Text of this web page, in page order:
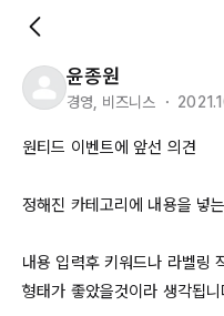
윤종원
경영, 비즈니스 ・
원티드 이벤트에 앞선 의견
정해진 카테고리에 내용을 넣
내용 입력후 키워드나 라벨링
형태가 좋았을것이라 생각됩니